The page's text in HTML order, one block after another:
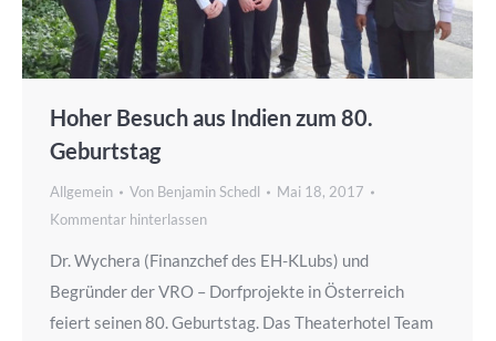
Hoher Besuch aus Indien zum 80.
Geburtstag
Allgemein Von Benjamin Schedl
Mai 18, 2017
Kommentar hinterlassen
Dr. Wychera (Finanzchef des EH-KLubs) und
Begründer der VRO – Dorfprojekte in Österreich
feiert seinen 80. Geburtstag. Das Theaterhotel Team